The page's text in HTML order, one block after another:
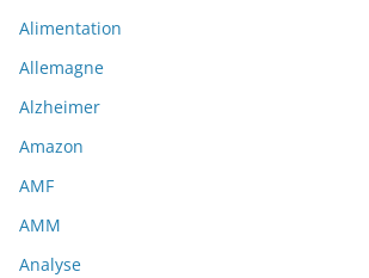
Alimentation
Allemagne
Alzheimer
Amazon
AMF
AMM
Analyse